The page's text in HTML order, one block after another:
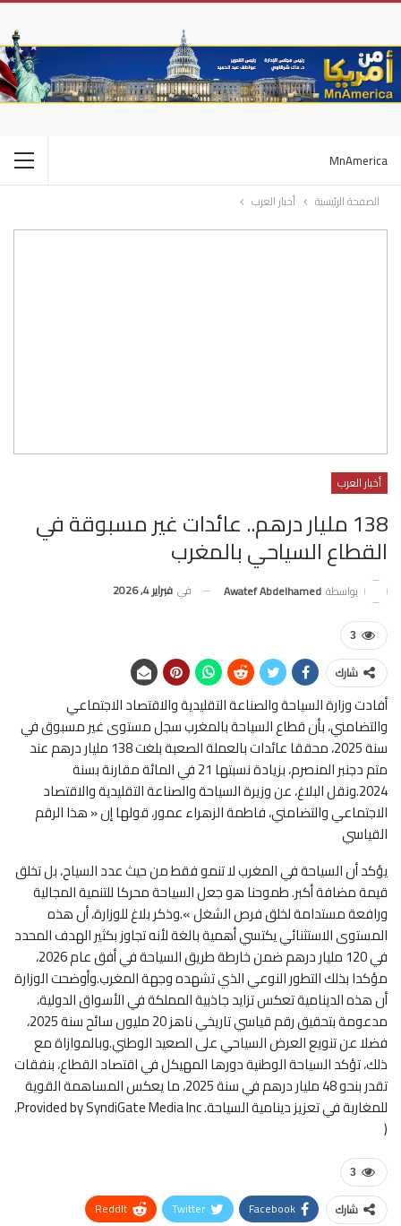
MnAmerica
الصفحة الرئيسية أخبار العرب
أخبار العرب
138 مليار درهم.. عائدات غير مسبوقة في
القطاع السياحي بالمغرب
بواسطة Awatef Abdelhamed في فبراير 4, 2026
3
شارك
أفادت وزارة السياحة والصناعة التقليدية والاقتصاد الاجتماعي
والتضامني، بأن قطاع السياحة بالمغرب سجل مستوى غير مسبوق في
سنة 2025، محققا عائدات بالعملة الصعبة بلغت 138 مليار درهم عند
متم دجنبر المنصرم، بزيادة نسبتها 21 في المائة مقارنة بسنة
2024.ونقل البلاغ، عن وزيرة السياحة والصناعة التقليدية والاقتصاد
الاجتماعي والتضامني، فاطمة الزهراء عمور، قولها إن « هذا الرقم
القياسي
يؤكد أن السياحة في المغرب لا تنمو فقط من حيث عدد السياح، بل تخلق
قيمة مضافة أكبر. طموحنا هو جعل السياحة محركا للتنمية المجالية
ورافعة مستدامة لخلق فرص الشغل ».وذكر بلاغ للوزارة، أن هذه
المستوى الاستثنائي يكتسي أهمية بالغة لأنه تجاوز بكثير الهدف المحدد
في 120 مليار درهم ضمن خارطة طريق السياحة في أفق عام 2026،
مؤكدا بذلك التطور النوعي الذي تشهده وجهة المغرب.وأوضحت الوزارة
أن هذه الدينامية تعكس تزايد جاذبية المملكة في الأسواق الدولية،
مدعومة بتحقيق رقم قياسي تاريخي ناهز 20 مليون سائح سنة 2025،
فضلا عن تنويع العرض السياحي على الصعيد الوطني.وبالموازاة مع
ذلك، تؤكد السياحة الوطنية دورها المهيكل في اقتصاد القطاع، بنفقات
تقدر بنحو 48 مليار درهم في سنة 2025، ما يعكس المساهمة القوية
للمغاربة في تعزيز دينامية السياحة. Provided by SyndiGate Media Inc.
(
3
شارك Facebook
Twitter
ReddIt